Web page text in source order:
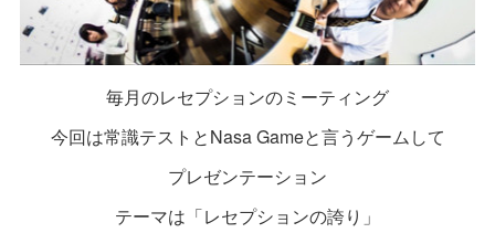
毎月のレセプションのミーティング
今回は常識テストとNasa Gameと言うゲームして
プレゼンテーション
テーマは「レセプションの誇り」